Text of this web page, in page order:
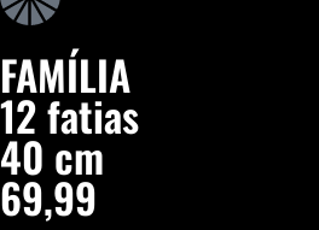
FAMÍLIA
12 fatias
40 cm
69,99